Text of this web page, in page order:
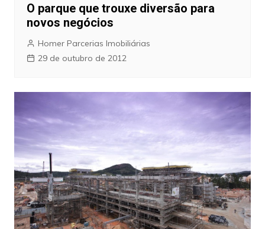
O parque que trouxe diversão para
novos negócios
Homer Parcerias Imobiliárias
29 de outubro de 2012